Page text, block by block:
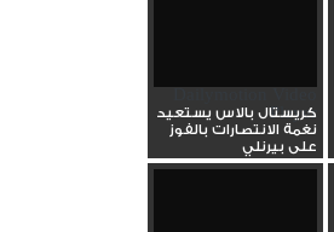
Player
كريستال بالاس يستعيد
نغمة الانتصارات بالفوز
على بيرنلي